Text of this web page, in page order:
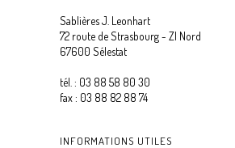
Sablières J. Leonhart
72 route de Strasbourg - ZI Nord
67600 Sélestat
tél. : 03 88 58 80 30
fax : 03 88 82 88 74
INFORMATIONS UTILES